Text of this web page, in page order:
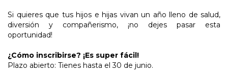
Si quieres que tus hijos e hijas vivan un año lleno de salud,
diversión y compañerismo, ¡no dejes pasar esta
oportunidad!
¿Cómo inscribirse? ¡Es super fácil!
Plazo abierto: Tienes hasta el 30 de junio.